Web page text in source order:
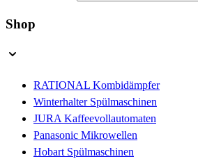
Shop
RATIONAL Kombidämpfer
Winterhalter Spülmaschinen
JURA Kaffeevollautomaten
Panasonic Mikrowellen
Hobart Spülmaschinen